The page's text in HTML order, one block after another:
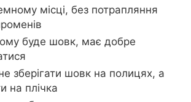
місці, без потрапляння
буде шовк, має добре
зберігати шовк на полицях, а
на плічка